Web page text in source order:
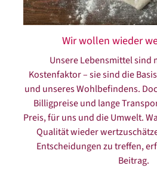
Wir wollen wieder
Unsere Lebensmittel sind
Kostenfaktor – sie sind die
und unseres Wohlbefindens.
Billigpreise und lange
Preis, für uns und die Umwelt.
Qualität wieder
Entscheidungen zu treffen,
Beitrag.